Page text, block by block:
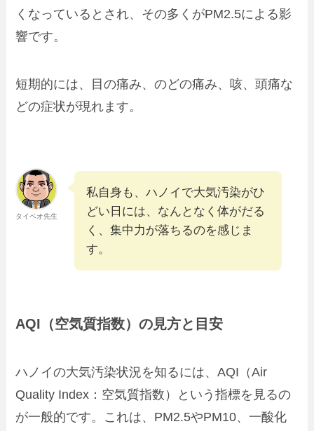
くなっているとされ、その多くがPM2.5による影
響です。
短期的には、目の痛み、のどの痛み、咳、頭痛な
どの症状が現れます。
タイベオ先生
私自身も、ハノイで大気汚染がひ
どい日には、なんとなく体がだる
く、集中力が落ちるのを感じま
す。
AQI（空気質指数）の見方と目安
ハノイの大気汚染状況を知るには、AQI（Air
Quality Index：空気質指数）という指標を見るの
が一般的です。これは、PM2.5やPM10、一酸化